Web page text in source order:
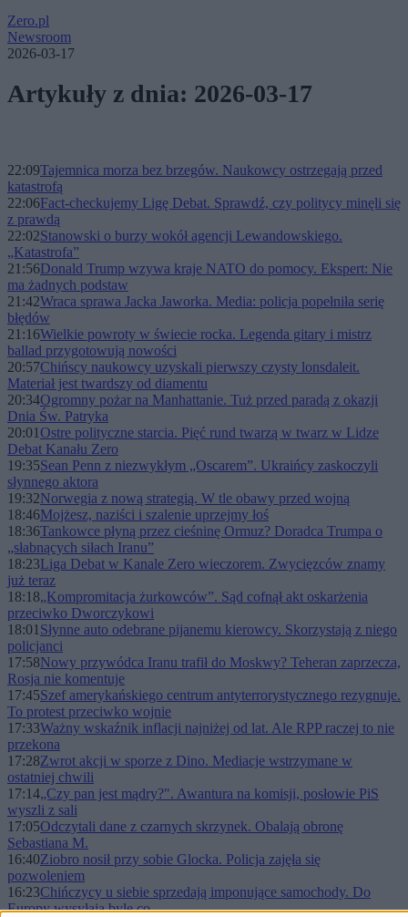
Zero.pl
Newsroom
2026-03-17
Artykuły z dnia: 2026-03-17
22:09Tajemnica morza bez brzegów. Naukowcy ostrzegają przed
katastrofą
22:06Fact-checkujemy Ligę Debat. Sprawdź, czy politycy minęli się
z prawdą
22:02Stanowski o burzy wokół agencji Lewandowskiego.
„Katastrofa”
21:56Donald Trump wzywa kraje NATO do pomocy. Ekspert: Nie
ma żadnych podstaw
21:42Wraca sprawa Jacka Jaworka. Media: policja popełniła serię
błędów
21:16Wielkie powroty w świecie rocka. Legenda gitary i mistrz
ballad przygotowują nowości
20:57Chińscy naukowcy uzyskali pierwszy czysty lonsdaleit.
Materiał jest twardszy od diamentu
20:34Ogromny pożar na Manhattanie. Tuż przed paradą z okazji
Dnia Św. Patryka
20:01 Ostre polityczne starcia. Pięć rund twarzą w twarz w Lidze
Debat Kanału Zero
19:35Sean Penn z niezwykłym „Oscarem”. Ukraińcy zaskoczyli
słynnego aktora
19:32Norwegia z nową strategią. W tle obawy przed wojną
18:46Mojżesz, naziści i szalenie uprzejmy łoś
18:36Tankowce płyną przez cieśninę Ormuz? Doradca Trumpa o
„słabnących siłach Iranu”
18:23Liga Debat w Kanale Zero wieczorem. Zwycięzców znamy
już teraz
18:18„Kompromitacja żurkowców”. Sąd cofnął akt oskarżenia
przeciwko Dworczykowi
18:01 Słynne auto odebrane pijanemu kierowcy. Skorzystają z niego
policjanci
17:58Nowy przywódca Iranu trafił do Moskwy? Teheran zaprzecza,
Rosja nie komentuje
17:45Szef amerykańskiego centrum antyterrorystycznego rezygnuje.
To protest przeciwko wojnie
17:33Ważny wskaźnik inflacji najniżej od lat. Ale RPP raczej to nie
przekona
17:28Zwrot akcji w sporze z Dino. Mediacje wstrzymane w
ostatniej chwili
17:14„Czy pan jest mądry?". Awantura na komisji, posłowie PiS
wyszli z sali
17:05Odczytali dane z czarnych skrzynek. Obalają obronę
Sebastiana M.
16:40Ziobro nosił przy sobie Glocka. Policja zajęła się
pozwoleniem
16:23Chińczycy u siebie sprzedają imponujące samochody. Do
Europy wysyłają byle co